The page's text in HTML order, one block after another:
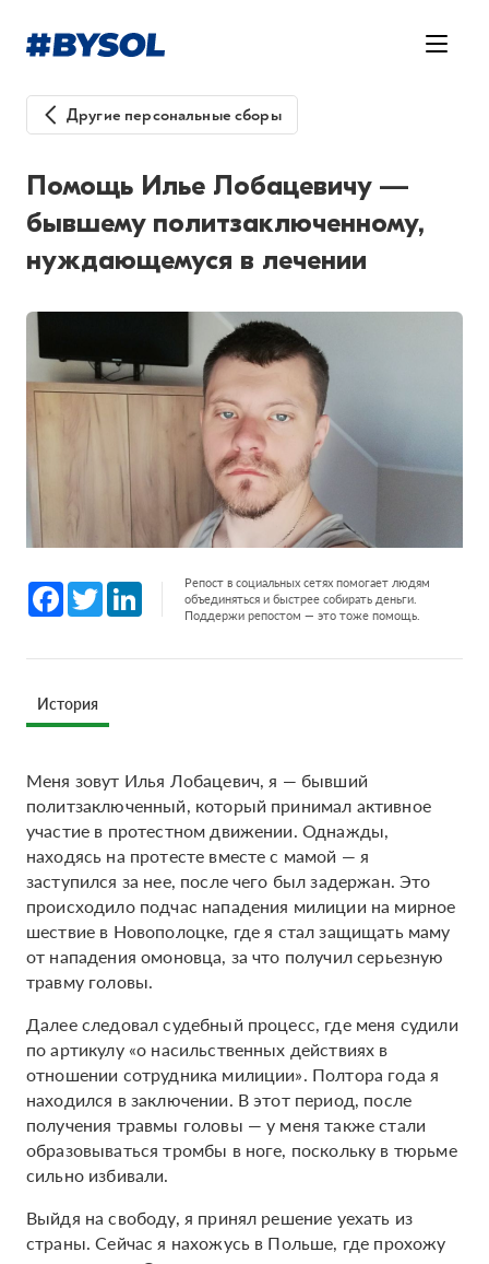
Другие персональные сборы
Помощь Илье Лобацевичу —
бывшему политзаключенному,
нуждающемуся в лечении
Facebook
Twitter LinkedInРепост в социальных сетях помогает людям
объединяться и быстрее собирать деньги.
Поддержи репостом — это тоже помощь.
История
Меня зовут Илья Лобацевич, я — бывший
политзаключенный, который принимал активное
участие в протестном движении. Однажды,
находясь на протесте вместе с мамой — я
заступился за нее, после чего был задержан. Это
происходило подчас нападения милиции на мирное
шествие в Новополоцке, где я стал защищать маму
от нападения омоновца, за что получил серьезную
травму головы.
Далее следовал судебный процесс, где меня судили
по артикулу «о насильственных действиях в
отношении сотрудника милиции». Полтора года я
находился в заключении. В этот период, после
получения травмы головы — у меня также стали
образовываться тромбы в ноге, поскольку в тюрьме
сильно избивали.
Выйдя на свободу, я принял решение уехать из
страны. Сейчас я нахожусь в Польше, где прохожу